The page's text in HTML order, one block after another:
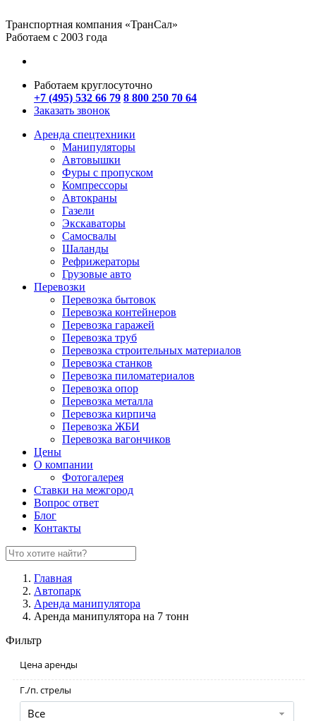
Транспортная компания «ТранСал»
Работаем с 2003 года
Работаем круглосуточно
+7 (495) 532 66 79 8 800 250 70 64
Заказать звонок
Аренда спецтехники
Манипуляторы
Автовышки
Фуры с пропуском
Компрессоры
Автокраны
Газели
Экскаваторы
Самосвалы
Шаланды
Рефрижераторы
Грузовые авто
Перевозки
Перевозка бытовок
Перевозка контейнеров
Перевозка гаражей
Перевозка труб
Перевозка строительных материалов
Перевозка станков
Перевозка пиломатериалов
Перевозка опор
Перевозка металла
Перевозка кирпича
Перевозка ЖБИ
Перевозка вагончиков
Цены
О компании
Фотогалерея
Ставки на межгород
Вопрос ответ
Блог
Контакты
Главная
Автопарк
Аренда манипулятора
Аренда манипулятора на 7 тонн
Фильтр
Цена аренды
Г./п. стрелы
Все